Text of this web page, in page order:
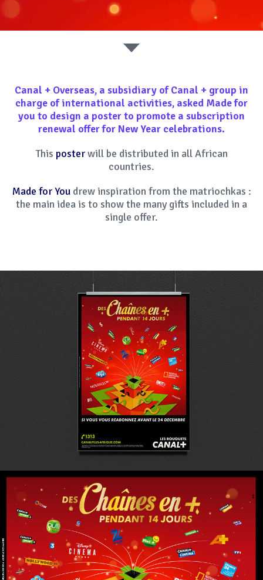
SOCIAL MEDIA
Canal + Overseas, a subsidiary of Canal + group in
charge of international activities, asked Made for
you to design a posterto promote a subscription
renewal offer for New Year celebrations.
This posterwill be distributed in all African
countries.
Made for Youdrew inspiration from the matriochkas :
the main idea is to show the many gifts included in a
single offer.